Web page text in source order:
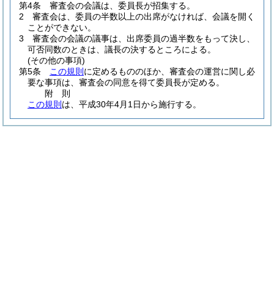
第4条
審査会の会議は、委員長が招集する。
2
審査会は、委員の半数以上の出席がなければ、会議を開く
ことができない。
3
審査会の会議の議事は、出席委員の過半数をもって決し、
可否同数のときは、議長の決するところによる。
(その他の事項)
第5条
この規則 に定めるもののほか、審査会の運営に関し必
要な事項は、審査会の同意を得て委員長が定める。
附 則
この規則 は、平成30年4月1日から施行する。